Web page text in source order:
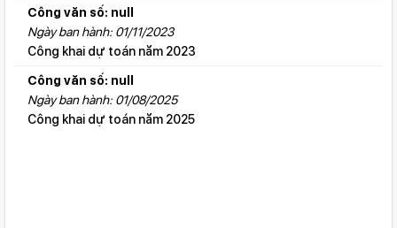
Ngày ban hành: 06/08/2026
Quyết định công nhận kiểm định chất lượng giáo dục Trường
Tiểu học Kim Đồng , xã Cư Jút.
Số ký hiệu: 481/TB-SGDĐT
Ngày ban hành: 06/08/2026
Kết quả công tác kiểm tra Kỳ thi tuyển sinh vào lớp 10 trung
Công văn số: null
Ngày ban hành: 01/11/2023
Công khai dự toán năm 2023
Công văn số: null
Ngày ban hành: 01/08/2025
Công khai dự toán năm 2025